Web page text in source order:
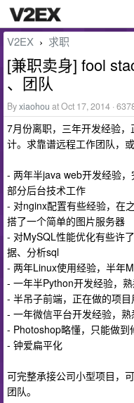
V2EX › 求职
[兼职卖身] fool
、团队
Byxiaohou at Oct 17, 2014 ·
7月份离职，三年开发经验
计。求靠谱远程工作团队，
- 两年半java web开发经验
部分后台技术工作
- 对nginx配置有些经验，在
搭了一个简单的图片服务器
- 对MySQL性能优化有些许
据、分析sql
- 两年Linux使用经验，半年
- 一年半Python开发经验，
- 半吊子前端，正在做的项
- 一年微信平台开发经验，熟
- Photoshop略懂，只能做到
- 钟爱扁平化
可完整承接公司小型项目，
团队。